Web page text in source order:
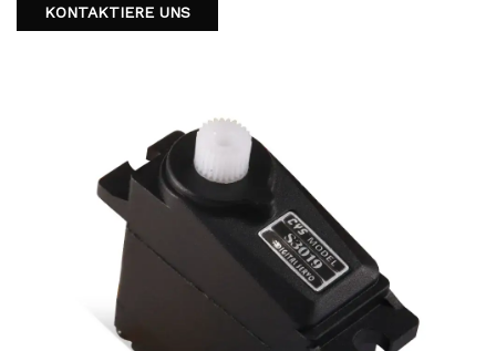
für Ihre Bedürfnisse. Erleben Sie beispiellose Leistung und
KONTAKTIERE UNS